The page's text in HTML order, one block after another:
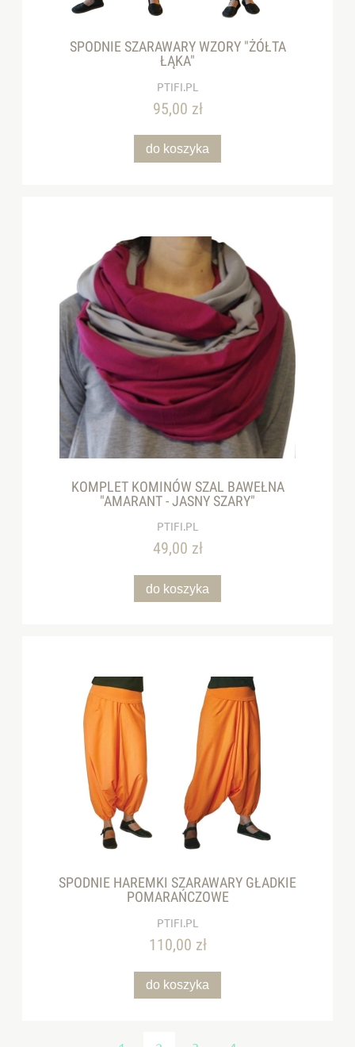
SPODNIE SZARAWARY WZORY "ŻÓŁTA
ŁĄKA"
PTIFI.PL
95,00 zł
do koszyka
KOMPLET KOMINÓW SZAL BAWEŁNA
"AMARANT - JASNY SZARY"
PTIFI.PL
49,00 zł
do koszyka
SPODNIE HAREMKI SZARAWARY GŁADKIE
POMARAŃCZOWE
PTIFI.PL
110,00 zł
do koszyka